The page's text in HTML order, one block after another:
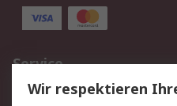
Service
Value Added Services
Wir respektieren